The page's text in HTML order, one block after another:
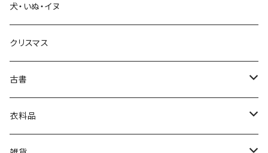
生活・暮らし
芸術・絵画・写真
絵本・児童書
娯楽・エンターテインメント
犬・いぬ・イヌ
クリスマス
古書
古書セット
衣料品